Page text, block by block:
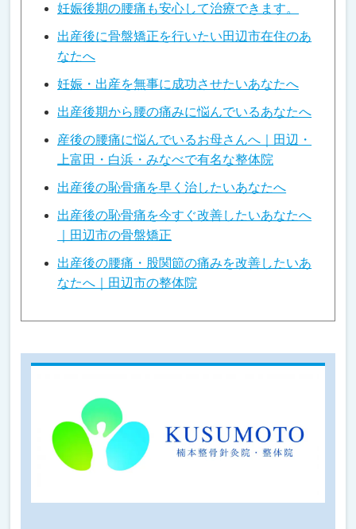
妊娠後期の腰痛も安心して治療できます。
出産後に骨盤矯正を行いたい田辺市在住のあ
なたへ
妊娠・出産を無事に成功させたいあなたへ
出産後期から腰の痛みに悩んでいるあなたへ
産後の腰痛に悩んでいるお母さんへ｜田辺・
上富田・白浜・みなべで有名な整体院
出産後の恥骨痛を早く治したいあなたへ
出産後の恥骨痛を今すぐ改善したいあなたへ
｜田辺市の骨盤矯正
出産後の腰痛・股関節の痛みを改善したいあ
なたへ｜田辺市の整体院